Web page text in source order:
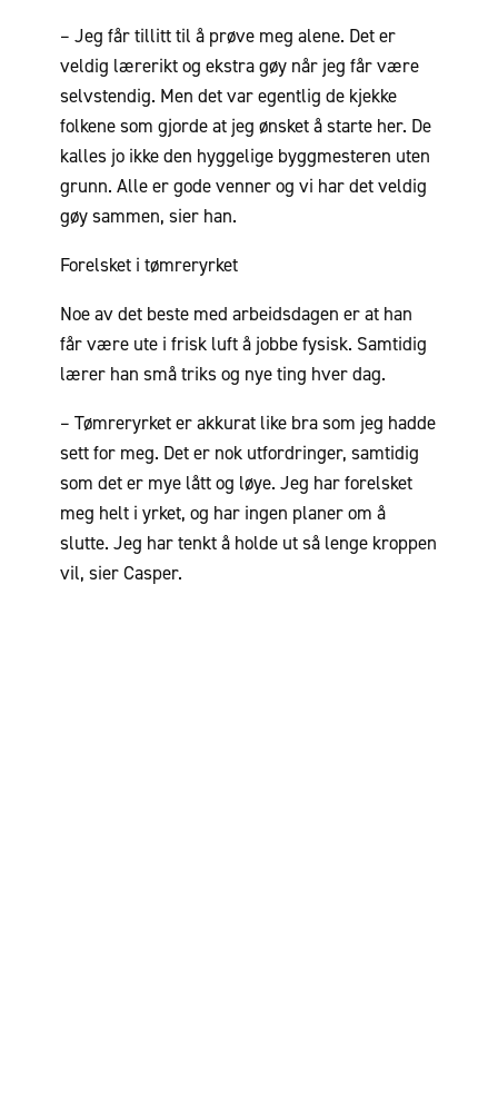
– Jeg får tillitt til å prøve meg alene. Det er
veldig lærerikt og ekstra gøy når jeg får være
selvstendig. Men det var egentlig de kjekke
folkene som gjorde at jeg ønsket å starte her. De
kalles jo ikke den hyggelige byggmesteren uten
grunn. Alle er gode venner og vi har det veldig
gøy sammen, sier han.
Forelsket i tømreryrket
Noe av det beste med arbeidsdagen er at han
får være ute i frisk luft å jobbe fysisk. Samtidig
lærer han små triks og nye ting hver dag.
– Tømreryrket er akkurat like bra som jeg hadde
sett for meg. Det er nok utfordringer, samtidig
som det er mye lått og løye. Jeg har forelsket
meg helt i yrket, og har ingen planer om å
slutte. Jeg har tenkt å holde ut så lenge kroppen
vil, sier Casper.